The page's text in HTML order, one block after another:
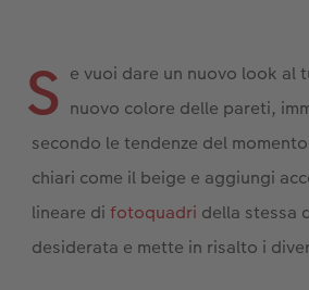
S e vuoi dare un nuovo look al
nuovo colore delle pareti,
secondo le tendenze del
chiari come il beige e aggiungi
lineare difotoquadri della stessa
desiderata e mette in risalto i